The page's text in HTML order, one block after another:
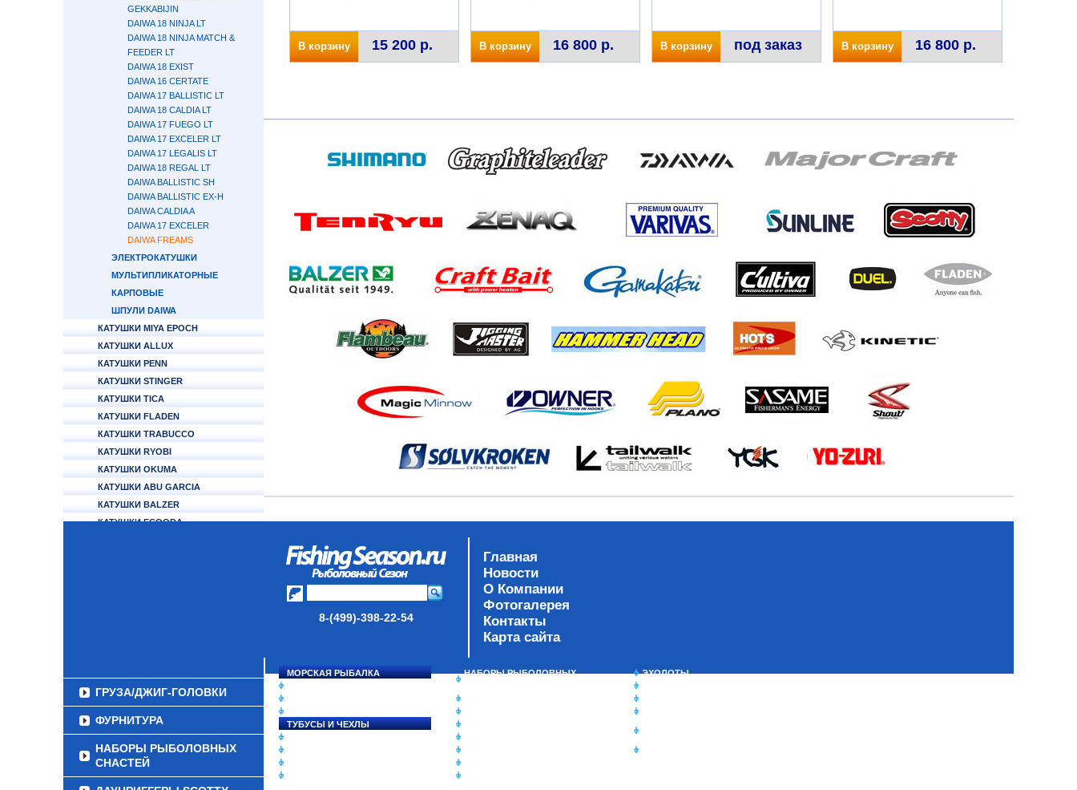
GEKKABIJIN
DAIWA 18 NINJA LT
DAIWA 18 NINJA MATCH &
FEEDER LT
DAIWA 18 EXIST
DAIWA 16 CERTATE
DAIWA 17 BALLISTIC LT
DAIWA 18 CALDIA LT
DAIWA 17 FUEGO LT
DAIWA 17 EXCELER LT
DAIWA 17 LEGALIS LT
DAIWA 18 REGAL LT
DAIWA BALLISTIC SH
DAIWA BALLISTIC EX-H
DAIWA CALDIA A
DAIWA 17 EXCELER
DAIWA FREAMS
ЭЛЕКТРОКАТУШКИ
МУЛЬТИПЛИКАТОРНЫЕ
КАРПОВЫЕ
ШПУЛИ DAIWA
КАТУШКИ MIYA EPOCH
КАТУШКИ ALLUX
КАТУШКИ PENN
КАТУШКИ STINGER
КАТУШКИ TICA
КАТУШКИ FLADEN
КАТУШКИ TRABUCCO
КАТУШКИ RYOBI
КАТУШКИ OKUMA
КАТУШКИ ABU GARCIA
КАТУШКИ BALZER
КАТУШКИ ECOODA
ГРУЗА/ДЖИГ-ГОЛОВКИ
ФУРНИТУРА
НАБОРЫ РЫБОЛОВНЫХ
СНАСТЕЙ
В корзину 15 200 р. В корзину 16 800 р. В корзину под заказ В корзину 16 800 р.
8-(499)-398-22-54
Главная
Новости
О Компании
Фотогалерея
Контакты
Карта сайта
МОРСКАЯ РЫБАЛКА
ТУБУСЫ И ЧЕХЛЫ
НАБОРЫ РЫБОЛОВНЫХ
ЭХОЛОТЫ